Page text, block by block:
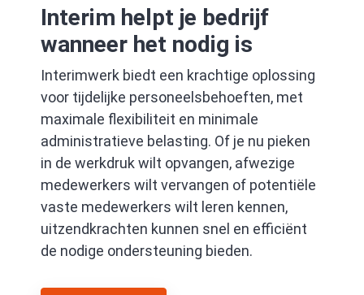
Interim helpt je bedrijf
wanneer het nodig is
Interimwerk biedt een krachtige oplossing
voor tijdelijke personeelsbehoeften, met
maximale flexibiliteit en minimale
administratieve belasting. Of je nu pieken
in de werkdruk wilt opvangen, afwezige
medewerkers wilt vervangen of potentiële
vaste medewerkers wilt leren kennen,
uitzendkrachten kunnen snel en efficiënt
de nodige ondersteuning bieden.